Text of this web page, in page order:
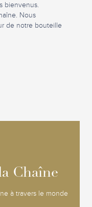
bienvenus.
Nous
de notre bouteille
Chaîne
à travers le monde
Chaîne